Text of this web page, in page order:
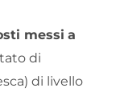
messi a
di
di livello